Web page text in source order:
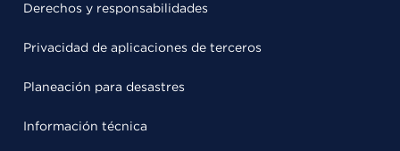
Derechos y responsabilidades
Privacidad de aplicaciones de terceros
Planeación para desastres
Información técnica